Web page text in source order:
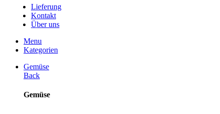
Lieferung
Kontakt
Über uns
Menu
Kategorien
Gemüse
Back
Gemüse